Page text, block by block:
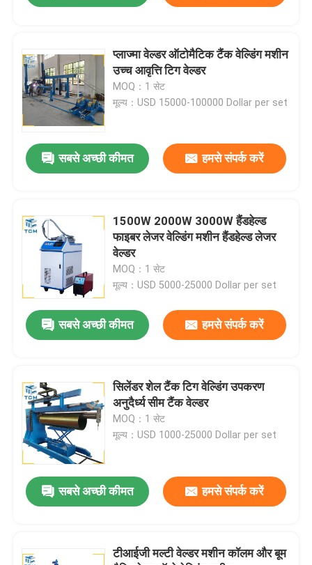
प्लाज्मा वेल्डर ऑटोमैटिक टैंक वेल्डिंग मशीन
उच्च आवृत्ति टिग वेल्डर
MOQ：1 सेट
मूल्य：USD 15000-100000 Dollar per set
सबसे अच्छी कीमत हमसे संपर्क करें
1500W 2000W 3000W हैंडहेल्ड
फाइबर लेजर वेल्डिंग मशीन हैंडहेल्ड लेजर
वेल्डर
MOQ：1 सेट
मूल्य：USD 5000-25000 Dollar per set
सबसे अच्छी कीमत हमसे संपर्क करें
सिलेंडर शेल टैंक टिग वेल्डिंग उपकरण
अनुदैर्ध्य सीम टैंक वेल्डर
MOQ：1 सेट
मूल्य：USD 1000-25000 Dollar per set
सबसे अच्छी कीमत हमसे संपर्क करें
टीआईजी मल्टी वेल्डर मशीन कॉलम और बूम